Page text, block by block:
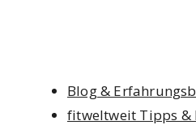
Blog &
fitweltweit Tipps &